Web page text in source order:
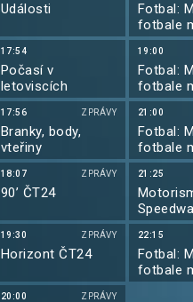
Události
17:54
Počasí v
letoviscích
17:56 ZPRÁVY
Branky, body,
vteřiny
18:07 ZPRÁVY
90’ ČT24
19:30 ZPRÁVY
Horizont ČT24
20:00 ZPRÁVY
Fotbal:
fotbale
2026
19:00
Fotbal:
fotbale
2026
21:00
Fotbal:
fotbale
2026
21:25
Prix
22:15
Fotbal:
fotbale
2026